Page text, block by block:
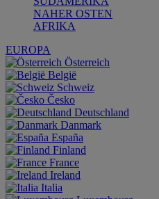
NAHER OSTEN
AFRIKA
EUROPA
Österreich
België
Schweiz
Česko
Deutschland
Danmark
España
Finland
France
Ireland
Italia